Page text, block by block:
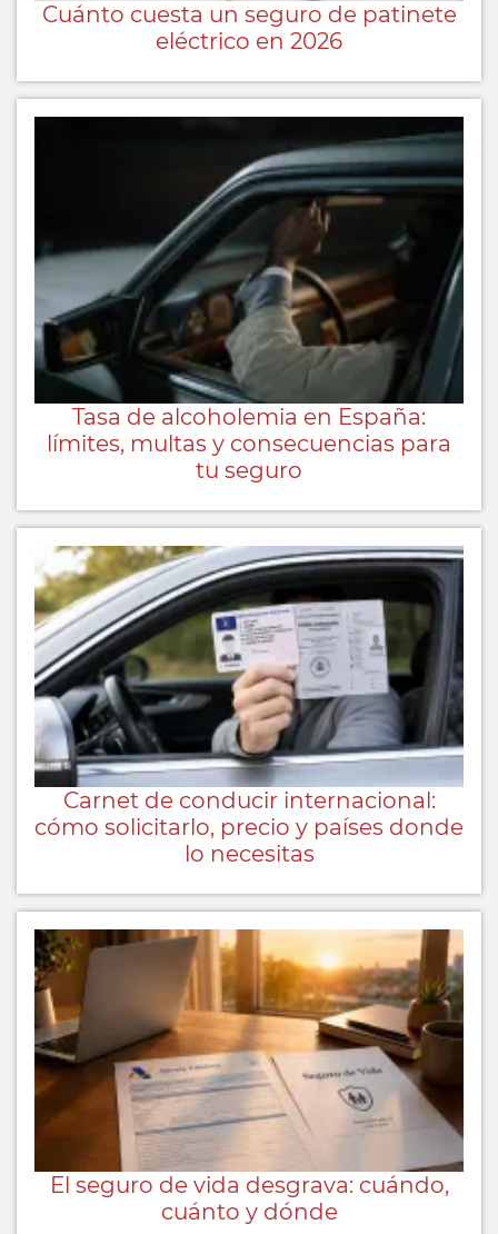
Cuánto cuesta un seguro de patinete
eléctrico en 2026
Tasa de alcoholemia en España:
límites, multas y consecuencias para
tu seguro
Carnet de conducir internacional:
cómo solicitarlo, precio y países donde
lo necesitas
El seguro de vida desgrava: cuándo,
cuánto y dónde